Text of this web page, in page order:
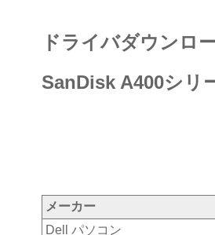
ドライバダウンロ
SanDisk A400シリ
メーカー
Dell パソコン